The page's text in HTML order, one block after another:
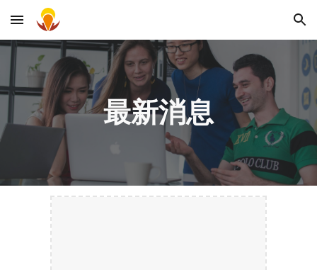
Skip to main content Skip to navigation
最新消息